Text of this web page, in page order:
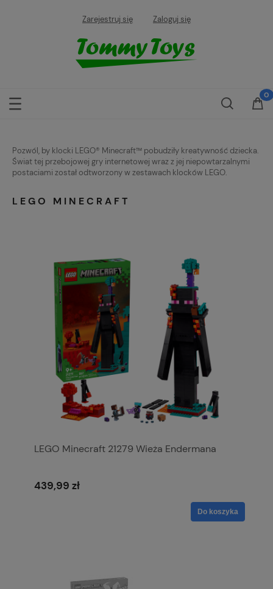
Zarejestruj się Zaloguj się
Pozwól, by klocki LEGO® Minecraft™ pobudziły kreatywność dziecka.
Świat tej przebojowej gry internetowej wraz z jej niepowtarzalnymi
postaciami został odtworzony w zestawach klocków LEGO.
LEGO MINECRAFT
LEGO Minecraft 21279 Wieża Endermana
439,99 zł
Do koszyka